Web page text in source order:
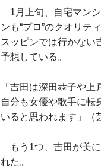
1月上旬、自宅マンシ
ンも“プロ”のクオリテ
スッピンでは行かない
予想している。
「吉田は深田恭子や
自分も女優や歌手に転
いると思われます」（
もう1つ、吉田が美
れた。